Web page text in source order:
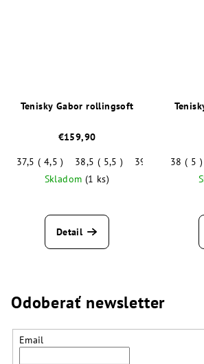
Tenisky Gabor rollingsoft
€159,90
37,5 ( 4,5 )
38,5 ( 5,5 ) 39 ( 6 ) 40 (
Skladom (1 ks)
Detail
38 ( 5 )
Odoberať newsletter
Email